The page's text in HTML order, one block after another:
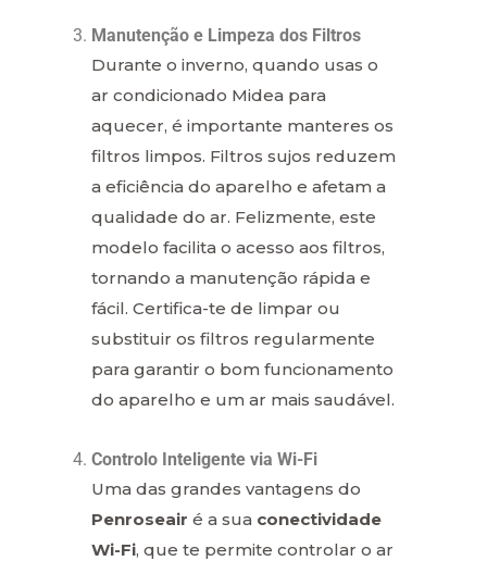
Manutenção e Limpeza dos Filtros
Durante o inverno, quando usas o
ar condicionado Midea para
aquecer, é importante manteres os
filtros limpos. Filtros sujos reduzem
a eficiência do aparelho e afetam a
qualidade do ar. Felizmente, este
modelo facilita o acesso aos filtros,
tornando a manutenção rápida e
fácil. Certifica-te de limpar ou
substituir os filtros regularmente
para garantir o bom funcionamento
do aparelho e um ar mais saudável.
Controlo Inteligente via Wi-Fi
Uma das grandes vantagens do
Penroseair é a sua conectividade
Wi-Fi, que te permite controlar o ar